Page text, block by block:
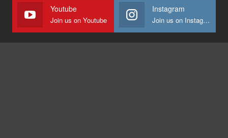
Youtube
Join us on Youtube
Instagram
Join us on Instagram